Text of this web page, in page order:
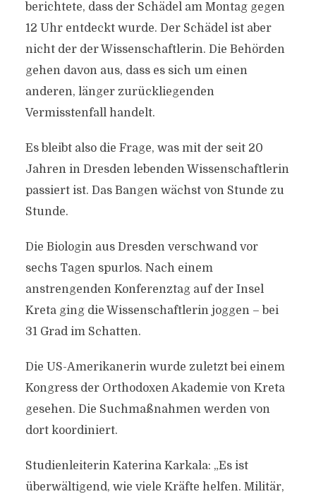
berichtete, dass der Schädel am Montag gegen
12 Uhr entdeckt wurde. Der Schädel ist aber
nicht der der Wissenschaftlerin. Die Behörden
gehen davon aus, dass es sich um einen
anderen, länger zurückliegenden
Vermisstenfall handelt.
Es bleibt also die Frage, was mit der seit 20
Jahren in Dresden lebenden Wissenschaftlerin
passiert ist. Das Bangen wächst von Stunde zu
Stunde.
Die Biologin aus Dresden verschwand vor
sechs Tagen spurlos. Nach einem
anstrengenden Konferenztag auf der Insel
Kreta ging die Wissenschaftlerin joggen – bei
31 Grad im Schatten.
Die US-Amerikanerin wurde zuletzt bei einem
Kongress der Orthodoxen Akademie von Kreta
gesehen. Die Suchmaßnahmen werden von
dort koordiniert.
Studienleiterin Katerina Karkala: „Es ist
überwältigend, wie viele Kräfte helfen. Militär,